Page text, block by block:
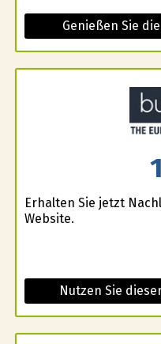
Genießen Sie
Erhalten Sie jetzt
Website.
Nutzen Sie